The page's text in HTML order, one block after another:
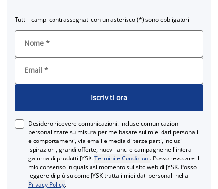
Tutti i campi contrassegnati con un asterisco (*) sono obbligatori
Nome *
Email *
Iscriviti ora
Desidero ricevere comunicazioni, incluse comunicazioni
personalizzate su misura per me basate sui miei dati personali
e comportamenti, via email e media di terze parti, inclusi
ispirazioni, grandi offerte, nuovi lanci e campagne nell'intera
gamma di prodotti JYSK.Termini e Condizioni. Posso revocare il
mio consenso in qualsiasi momento sul sito web di JYSK. Posso
leggere di più su come JYSK tratta i miei dati personali nella
Privacy Policy.